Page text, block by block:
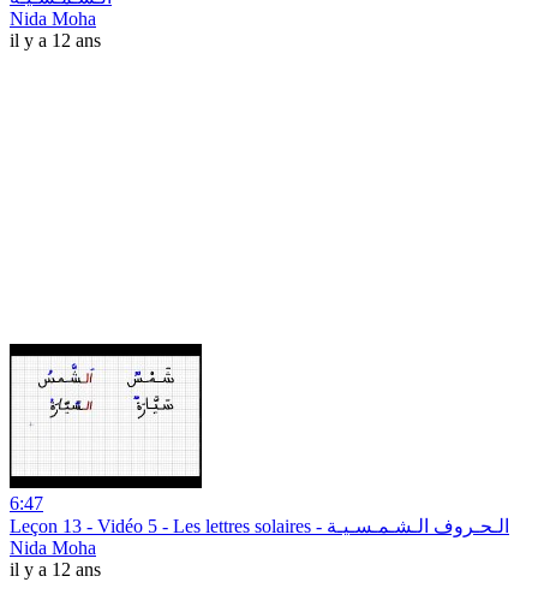
Nida Moha
il y a 12 ans
6:47
Leçon 13 - Vidéo 5 - Les lettres solaires - الـحـروف الـشـمـسـيـة
Nida Moha
il y a 12 ans